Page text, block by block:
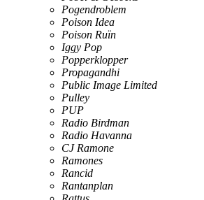
Pogendroblem
Poison Idea
Poison Ruïn
Iggy Pop
Popperklopper
Propagandhi
Public Image Limited
Pulley
PUP
Radio Birdman
Radio Havanna
CJ Ramone
Ramones
Rancid
Rantanplan